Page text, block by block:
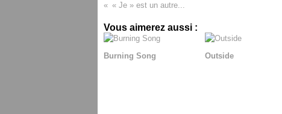
« Je » est un autre...
Vous aimerez aussi :
Burning Song
Outside